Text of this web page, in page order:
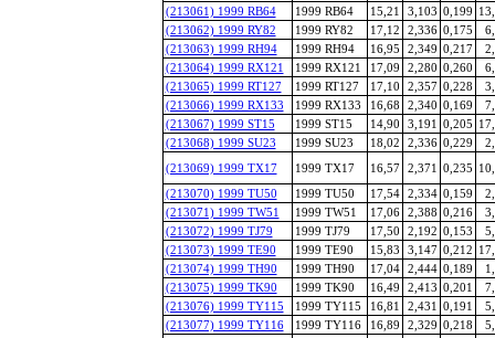
(213061) 1999 RB64
1999 RB64 15,21 3,103 0,199
(213062) 1999 RY82
1999 RY82 17,12 2,336 0,175
(213063) 1999 RH94
1999 RH94 16,95 2,349 0,217
(213064) 1999 RX121
1999 RX121 17,09 2,280 0,260
(213065) 1999 RT127
1999 RT127 17,10 2,357 0,228
(213066) 1999 RX133
1999 RX133 16,68 2,340 0,169
(213067) 1999 ST15
1999 ST15 14,90 3,191 0,205
(213068) 1999 SU23
1999 SU23 18,02 2,336 0,229
(213069) 1999 TX17
1999 TX17 16,57 2,371 0,235
(213070) 1999 TU50
1999 TU50 17,54 2,334 0,159
(213071) 1999 TW51
1999 TW51 17,06 2,388 0,216
(213072) 1999 TJ79
1999 TJ79 17,50 2,192 0,153
(213073) 1999 TE90
1999 TE90 15,83 3,147 0,212
(213074) 1999 TH90
1999 TH90 17,04 2,444 0,189
(213075) 1999 TK90
1999 TK90 16,49 2,413 0,201
(213076) 1999 TY115
1999 TY115 16,81 2,431 0,191
(213077) 1999 TY116
1999 TY116 16,89 2,329 0,218